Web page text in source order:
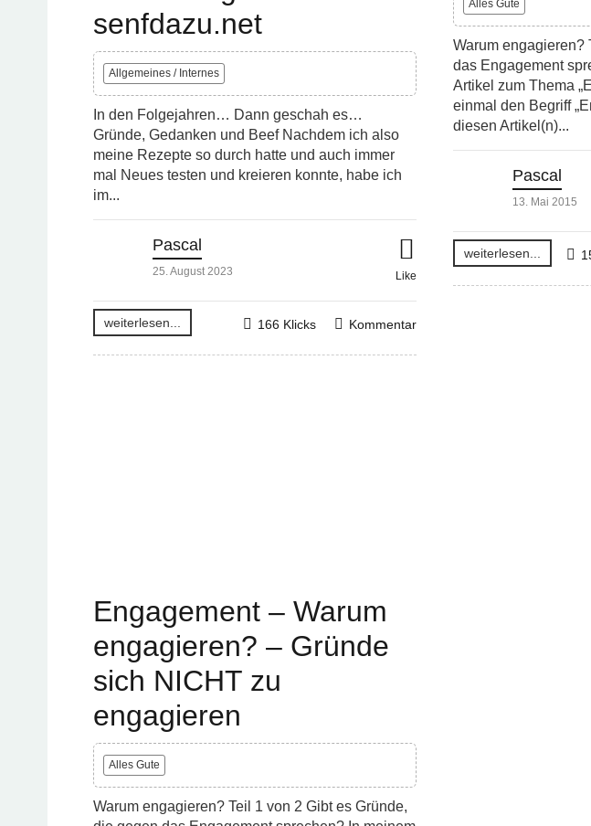
senfdazu.net
Allgemeines / Internes
In den Folgejahren… Dann geschah es…
Gründe, Gedanken und Beef Nachdem ich also
meine Rezepte so durch hatte und auch immer
mal Neues testen und kreieren konnte, habe ich
im...
Pascal
25. August 2023 Like
weiterlesen... Kommentar
166 Klicks
Alles Gute
Warum engagieren?
das Engagement
Artikel zum Thema
einmal den Begriff
diesen Artikel(n)...
Pascal
13. Mai 2015
weiterlesen...
Engagement – Warum
engagieren? – Gründe
sich NICHT zu
engagieren
Alles Gute
Warum engagieren? Teil 1 von 2 Gibt es Gründe,